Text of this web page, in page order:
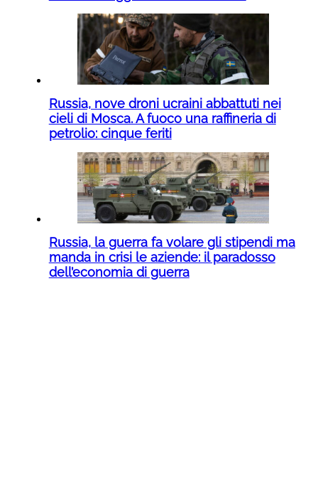
Russia, nove droni ucraini abbattuti nei
cieli di Mosca. A fuoco una raffineria di
petrolio: cinque feriti
Russia, la guerra fa volare gli stipendi ma
manda in crisi le aziende: il paradosso
dell’economia di guerra